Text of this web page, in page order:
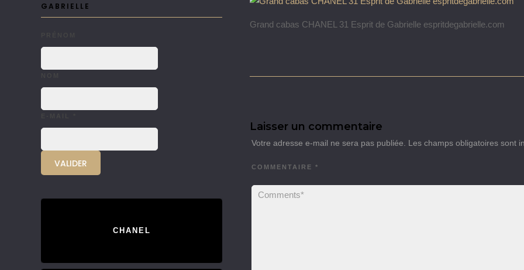
Grand cabas CHANEL 31 Esprit de Gabrielle espritdegabrielle.com
Laisser un commentaire
Votre adresse e-mail ne sera pas publiée. Les champs obligatoires sont
COMMENTAIRE *
GABRIELLE
CHANEL